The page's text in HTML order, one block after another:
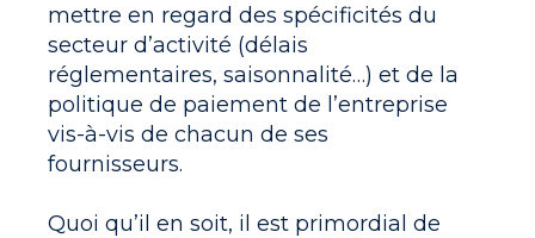
mettre en regard des spécificités du
secteur d’activité (délais
réglementaires, saisonnalité…) et de la
politique de paiement de l’entreprise
vis-à-vis de chacun de ses
fournisseurs.
Quoi qu’il en soit, il est primordial de